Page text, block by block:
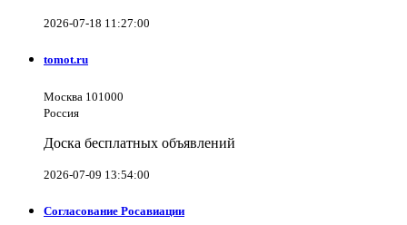
2026-07-18 11:27:00
tomot.ru
Москва 101000
Россия
Доска бесплатных объявлений
2026-07-09 13:54:00
Согласование Росавиации